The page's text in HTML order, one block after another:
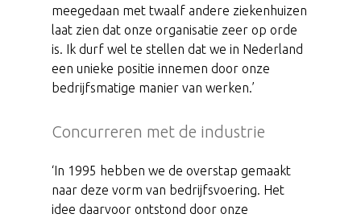
meegedaan met twaalf andere ziekenhuizen
laat zien dat onze organisatie zeer op orde
is. Ik durf wel te stellen dat we in Nederland
een unieke positie innemen door onze
bedrijfsmatige manier van werken.’
Concurreren met de industrie
‘In 1995 hebben we de overstap gemaakt
naar deze vorm van bedrijfsvoering. Het
idee daarvoor ontstond door onze